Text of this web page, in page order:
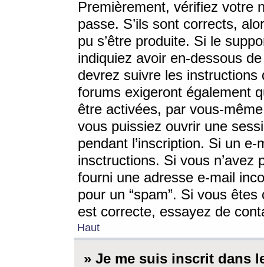
Premièrement, vérifiez votre
passe. S’ils sont corrects,
pu s’être produite. Si le
indiquiez avoir en-dessous
devrez suivre les
forums exigeront également
être activées, par vous-
vous puissiez ouvrir une
pendant l’inscription. Si un
insctructions. Si vous n’avez
fourni une adresse e-mail
pour un “spam”. Si vous
est correcte, essayez de
Haut
» Je me suis inscrit dans